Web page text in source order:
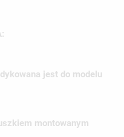
jest do modelu
montowanym